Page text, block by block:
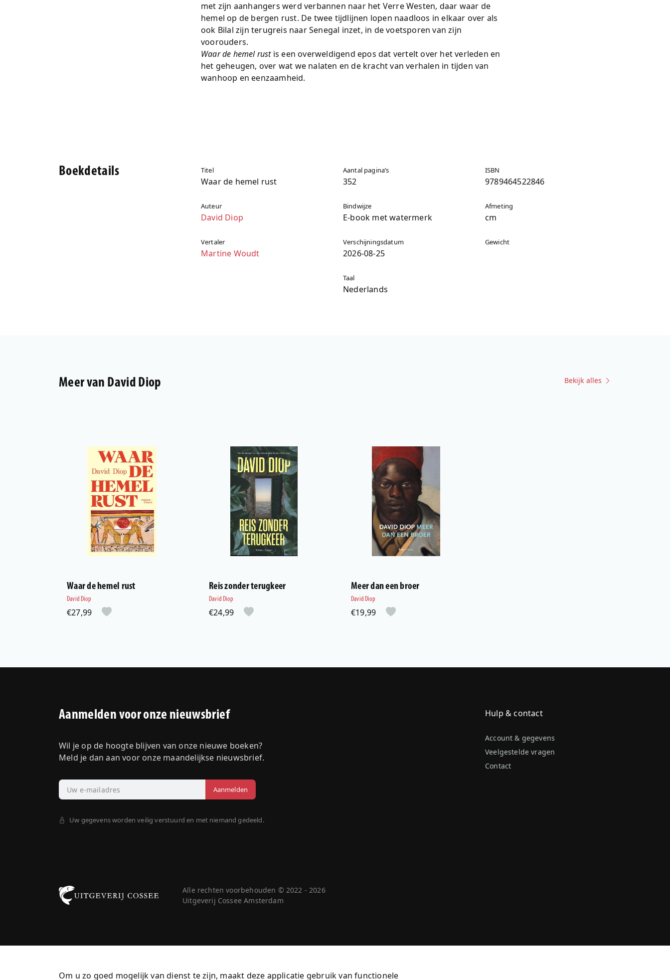
met zijn aanhangers werd verbannen naar het Verre Westen, daar waar de
hemel op de bergen rust. De twee tijdlijnen lopen naadloos in elkaar over als
ook Bilal zijn terugreis naar Senegal inzet, in de voetsporen van zijn
voorouders.
Waar de hemel rustis een overweldigend epos dat vertelt over het verleden en
het geheugen, over wat we nalaten en de kracht van verhalen in tijden van
wanhoop en eenzaamheid.
Boekdetails Titel
Waar de hemel rust
Auteur
David Diop
Vertaler
Martine Woudt
Aantal pagina’s
352
Bindwijze
E-book met watermerk
Verschijningsdatum
2026-08-25
Taal
Nederlands
ISBN
9789464522846
Afmeting
cm
Gewicht
Meer van David Diop Bekijk alles
Waar de hemel rust
David Diop
€27,99
Reis zonder terugkeer
David Diop
€24,99
Meer dan een broer
David Diop
€19,99
Aanmelden voor onze nieuwsbrief
Wil je op de hoogte blijven van onze nieuwe boeken?
Meld je dan aan voor onze maandelijkse nieuwsbrief.
Uw gegevens worden veilig verstuurd en met niemand gedeeld.
Hulp & contact
Account & gegevens
Veelgestelde vragen
Contact
Alle rechten voorbehouden © 2022 - 2026
Uitgeverij Cossee Amsterdam
Om u zo goed mogelijk van dienst te zijn, maakt deze applicatie gebruik van functionele